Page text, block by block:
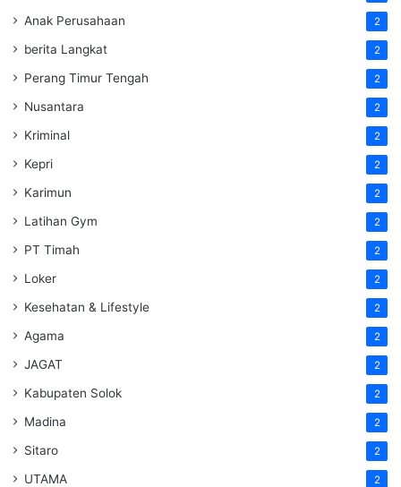
Anak Perusahaan 2
berita Langkat 2
Perang Timur Tengah 2
Nusantara 2
Kriminal 2
Kepri 2
Karimun 2
Latihan Gym 2
PT Timah 2
Loker 2
Kesehatan & Lifestyle 2
Agama 2
JAGAT 2
Kabupaten Solok 2
Madina 2
Sitaro 2
UTAMA 2